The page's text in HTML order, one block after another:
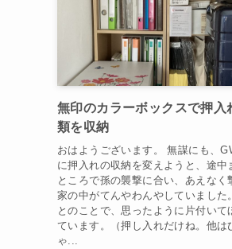
無印のカラーボックスで押入
類を収納
おはようございます。 無謀にも、
に押入れの収納を変えようと、途中
ところで孫の襲撃に合い、あえなく
家の中がてんやわんやしていました
とのことで、思ったように片付いて
ています。（押し入れだけね。他は
ゃ...